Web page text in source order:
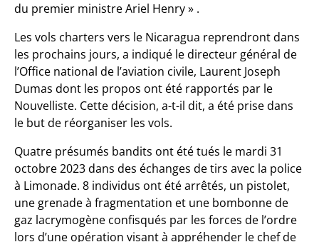
du premier ministre Ariel Henry » .
Les vols charters vers le Nicaragua reprendront dans
les prochains jours, a indiqué le directeur général de
l’Office national de l’aviation civile, Laurent Joseph
Dumas dont les propos ont été rapportés par le
Nouvelliste. Cette décision, a-t-il dit, a été prise dans
le but de réorganiser les vols.
Quatre présumés bandits ont été tués le mardi 31
octobre 2023 dans des échanges de tirs avec la police
à Limonade. 8 individus ont été arrêtés, un pistolet,
une grenade à fragmentation et une bombonne de
gaz lacrymogène confisqués par les forces de l’ordre
lors d’une opération visant à appréhender le chef de